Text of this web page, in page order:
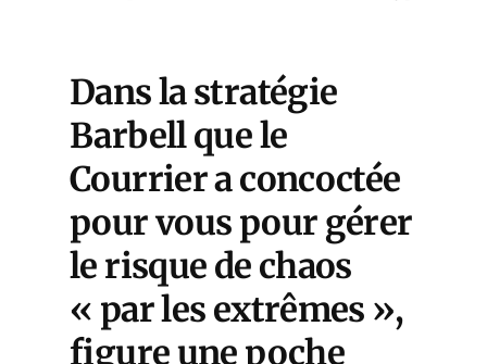
Dans lastratégie
Barbellque le
Courrier a concoctée
pour vous pour gérer
le risque de chaos
« par les extrêmes »,
figure une poche